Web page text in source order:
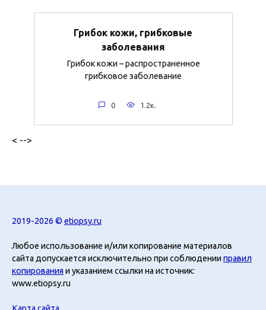
Грибок кожи, грибковые
заболевания
Грибок кожи – распространенное
грибковое заболевание
0 1.2к.
< -->
2019-2026 © etiopsy.ru
Любое использование и/или копирование материалов
сайта допускается исключительно при соблюденииправил
копирования и указанием ссылки на источник:
www.etiopsy.ru